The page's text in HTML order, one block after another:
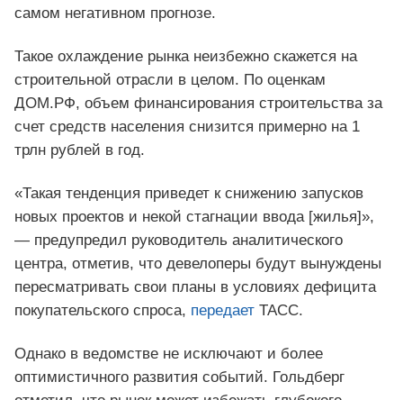
самом негативном прогнозе.
Такое охлаждение рынка неизбежно скажется на
строительной отрасли в целом. По оценкам
ДОМ.РФ, объем финансирования строительства за
счет средств населения снизится примерно на 1
трлн рублей в год.
«Такая тенденция приведет к снижению запусков
новых проектов и некой стагнации ввода [жилья]»,
— предупредил руководитель аналитического
центра, отметив, что девелоперы будут вынуждены
пересматривать свои планы в условиях дефицита
покупательского спроса, передает ТАСС.
Однако в ведомстве не исключают и более
оптимистичного развития событий. Гольдберг